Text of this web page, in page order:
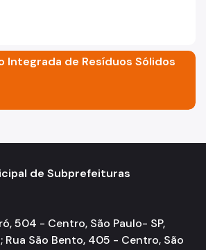
Integrada de Resíduos Sólidos
de Subprefeituras
504 - Centro, São Paulo- SP,
Rua São Bento, 405 - Centro, São